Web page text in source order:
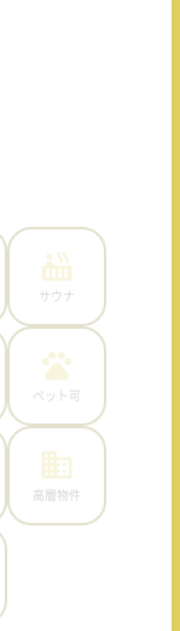
サウナ
ペット可
高層物件